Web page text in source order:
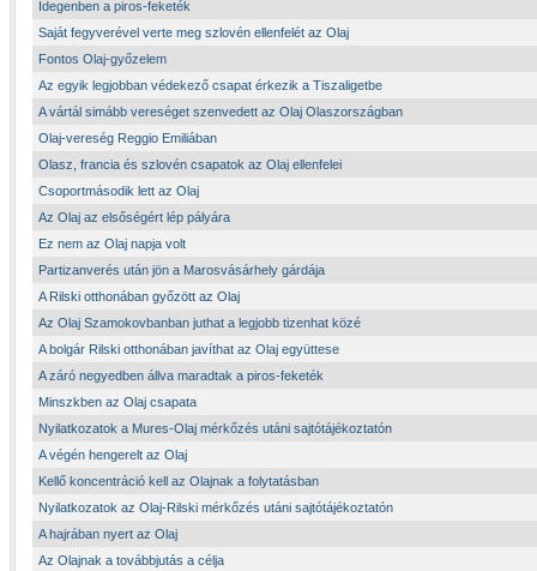
Idegenben a piros-feketék
Saját fegyverével verte meg szlovén ellenfelét az Olaj
Fontos Olaj-győzelem
Az egyik legjobban védekező csapat érkezik a Tiszaligetbe
A vártál simább vereséget szenvedett az Olaj Olaszországban
Olaj-vereség Reggio Emiliában
Olasz, francia és szlovén csapatok az Olaj ellenfelei
Csoportmásodik lett az Olaj
Az Olaj az elsőségért lép pályára
Ez nem az Olaj napja volt
Partizanverés után jön a Marosvásárhely gárdája
A Rilski otthonában győzött az Olaj
Az Olaj Szamokovbanban juthat a legjobb tizenhat közé
A bolgár Rilski otthonában javíthat az Olaj együttese
A záró negyedben állva maradtak a piros-feketék
Minszkben az Olaj csapata
Nyilatkozatok a Mures-Olaj mérkőzés utáni sajtótájékoztatón
A végén hengerelt az Olaj
Kellő koncentráció kell az Olajnak a folytatásban
Nyilatkozatok az Olaj-Rilski mérkőzés utáni sajtótájékoztatón
A hajrában nyert az Olaj
Az Olajnak a továbbjutás a célja